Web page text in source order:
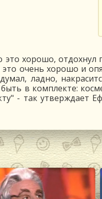
хорошо, отдохнул
очень хорошо и
ладно,
в комплекте:
- так утверждает